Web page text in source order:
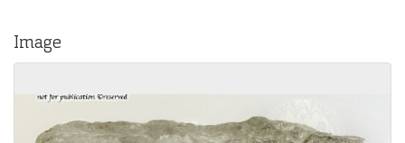
Image